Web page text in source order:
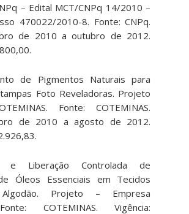
– Edital MCT/CNPq 14/2010 –
470022/2010-8. Fonte: CNPq.
de 2010 a outubro de 2012.
de Pigmentos Naturais para
Foto Reveladoras. Projeto
Fonte: COTEMINAS.
de 2010 a agosto de 2012.
e Liberação Controlada de
Óleos Essenciais em Tecidos
Projeto – Empresa
COTEMINAS. Vigência: